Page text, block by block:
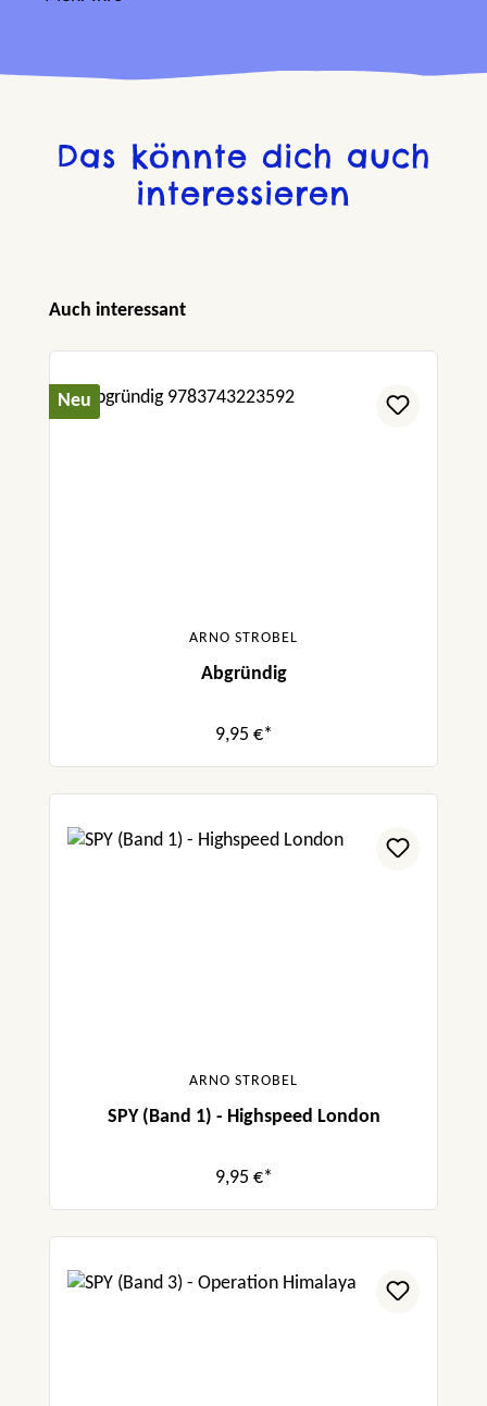
Das könnte dich auch
interessieren
Produktgalerie überspringen
Auch interessant
Neu
ARNO STROBEL
Abgründig
9,95 €*
ARNO STROBEL
SPY (Band 1) - Highspeed London
9,95 €*